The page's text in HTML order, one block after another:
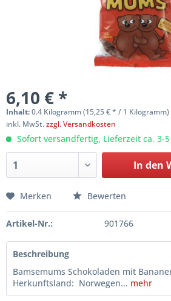
6,10 € *
Inhalt:0.4 Kilogramm (15,25 € * / 1 Kilogramm)
inkl. MwSt.zzgl. Versandkosten
Sofort versandfertig, Lieferzeit ca. 3-
In den
Merken Bewerten
Artikel-Nr.: 901766
Beschreibung
Bamsemums Schokoladen mit
Herkunftsland: Norwegen... mehr